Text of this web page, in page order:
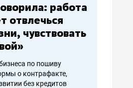
работа
отвлечься
чувствовать
по пошиву
о контрафакте,
без кредитов